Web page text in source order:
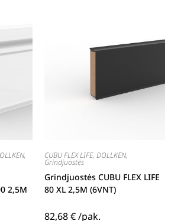
,
2,5M
CUBU FLEX LIFE, DOLLKEN,
Grindjuostės
Grindjuostės CUBU FLEX LIFE
80 XL 2,5M (6VNT)
82,68€/pak.